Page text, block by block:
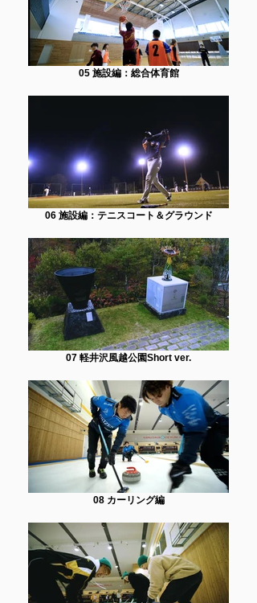
05 施設編：総合体育館
06 施設編：テニスコート＆グラウンド
07 軽井沢風越公園Short ver.
08 カーリング編